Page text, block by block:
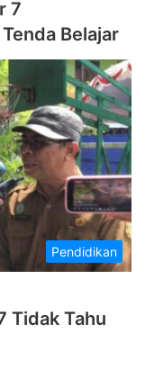
7
Belajar
Pendidikan
Tidak Tahu